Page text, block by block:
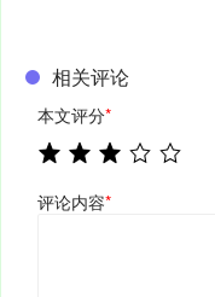
相关评论
本文评分*
评论内容*